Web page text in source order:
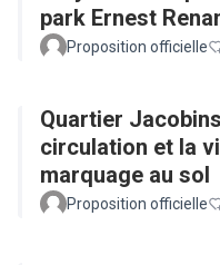
park Ernest
Proposition officielle
Quartier
circulation et la
marquage au sol
Proposition officielle